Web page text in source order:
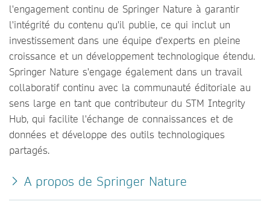
l'engagement continu de Springer Nature à garantir
l'intégrité du contenu qu'il publie, ce qui inclut un
investissement dans une équipe d'experts en pleine
croissance et un développement technologique étendu.
Springer Nature s'engage également dans un travail
collaboratif continu avec la communauté éditoriale au
sens large en tant que contributeur du STM Integrity
Hub, qui facilite l'échange de connaissances et de
données et développe des outils technologiques
partagés.
A propos de Springer Nature